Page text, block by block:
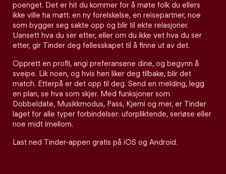
poenget. Det er hit du kommer for å møte folk du ellers
ikke ville ha møtt: en ny forelskelse, en reisepartner, noe
som bygger seg sakte opp og blir til ekte relasjoner.
Uansett hva du ser etter, eller om du ikke vet hva du ser
etter, gir Tinder deg fellesskapet til å finne ut av det.
Opprett en profil, angi preferansene dine, og begynn å
sveipe. Lik noen, og hvis hen liker deg tilbake, blir det
match. Etterpå er det opp til deg. Send en melding, legg
en plan, se hva som skjer. Med funksjoner som
Dobbeldate, Musikkmodus, Pass, Kjemi og mer, er Tinder
laget for alle typer forbindelser: uforpliktende, seriøse eller
noe midt imellom.
Last ned Tinder-appen gratis på iOS og Android.